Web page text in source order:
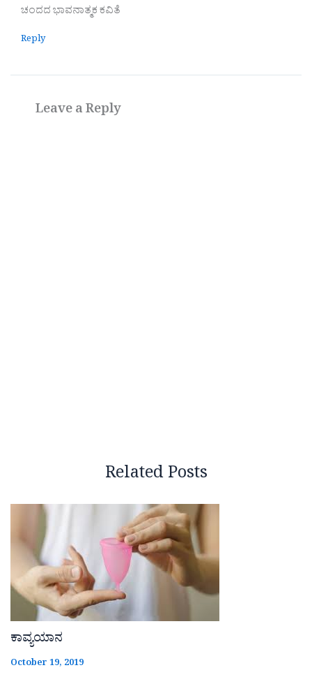
ಚಂದದ ಭಾವನಾತ್ಮಕ ಕವಿತೆ
Reply
Leave a Reply
Related Posts
ಕಾವ್ಯಯಾನ
October 19, 2019